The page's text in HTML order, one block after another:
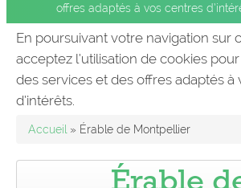
offres adaptés à vos centres
En poursuivant votre navigation sur
acceptez l’utilisation de cookies
des services et des offres adaptés à
d’intérêts.
Accueil » Érable de Montpellier